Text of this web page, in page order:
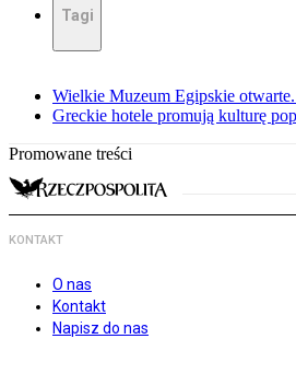
Tagi
Wielkie Muzeum Egipskie
Greckie hotele promują kulturę
Promowane treści
KONTAKT
O nas
Kontakt
Napisz do nas